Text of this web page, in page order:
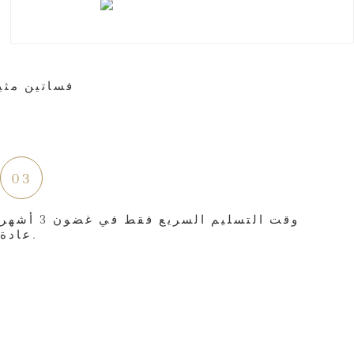
03
وقت التسليم السريع فقط في غضون 3 أشهر
عادة.